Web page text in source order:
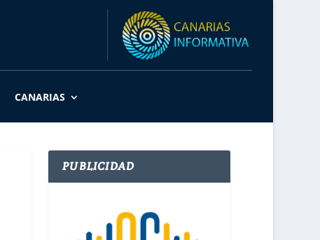
CANARIAS
PUBLICIDAD